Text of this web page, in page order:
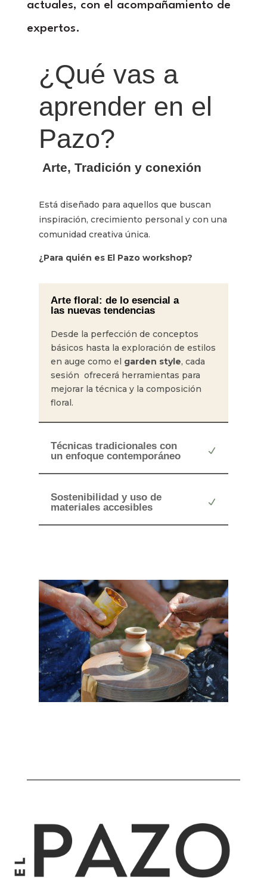
actuales, con el acompañamiento de
expertos.
¿Qué vas a
aprender en el
Pazo?
Arte, Tradición y conexión
Está diseñado para aquellos que buscan
inspiración, crecimiento personal y con una
comunidad creativa única.
¿Para quién es El Pazo workshop?
Arte floral: de lo esencial a
las nuevas tendencias
Desde la perfección de conceptos
básicos hasta la exploración de estilos
en auge como el garden style, cada
sesión ofrecerá herramientas para
mejorar la técnica y la composición
floral.
Técnicas tradicionales con
un enfoque contemporáneo
Sostenibilidad y uso de
materiales accesibles